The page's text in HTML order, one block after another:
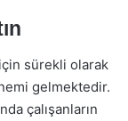
sürekli olarak
gelmektedir.
çalışanların